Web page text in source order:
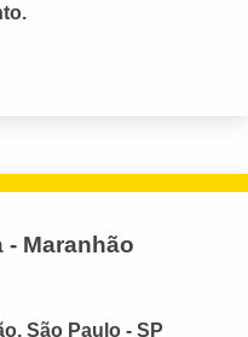
- Maranhão
São Paulo - SP